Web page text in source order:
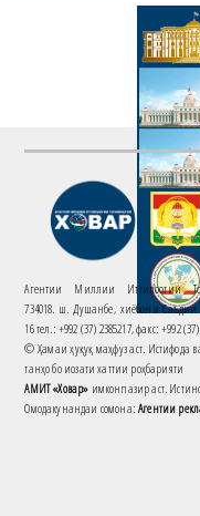
Агентии Миллии Иттилоотии
734018. ш. Душанбе, хиёбони
16 тел.: +992 (37) 2385217, факс: +992
© Ҳамаи ҳуқуқ маҳфуз аст.
танҳо бо иҷозати хаттии роҳбарияти
АМИТ «Ховар» имконпазир аст.
Омодакунандаи сомона:Агентии